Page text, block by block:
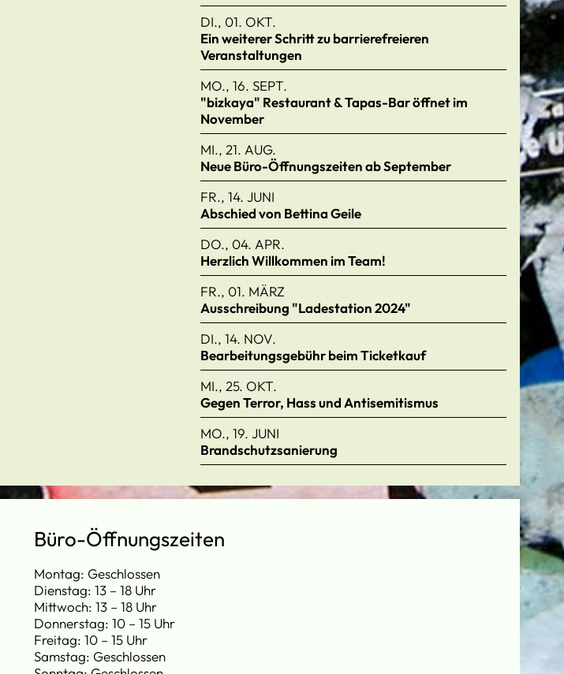
DI., 01. OKT.
Ein weiterer Schritt zu barrierefreieren
Veranstaltungen
MO., 16. SEPT.
"bizkaya" Restaurant & Tapas-Bar öffnet im
November
MI., 21. AUG.
Neue Büro-Öffnungszeiten ab September
FR., 14. JUNI
Abschied von Bettina Geile
DO., 04. APR.
Herzlich Willkommen im Team!
FR., 01. MÄRZ
Ausschreibung "Ladestation 2024"
DI., 14. NOV.
Bearbeitungsgebühr beim Ticketkauf
MI., 25. OKT.
Gegen Terror, Hass und Antisemitismus
MO., 19. JUNI
Brandschutzsanierung
Büro-Öffnungszeiten
Montag: Geschlossen
Dienstag: 13 – 18 Uhr
Mittwoch: 13 – 18 Uhr
Donnerstag: 10 – 15 Uhr
Freitag: 10 – 15 Uhr
Samstag: Geschlossen